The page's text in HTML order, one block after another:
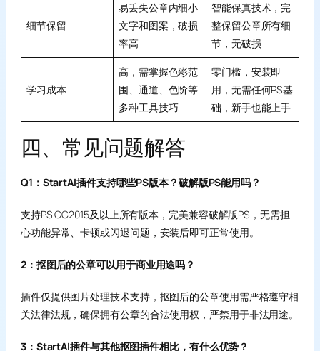
细节保留
易丢失公章内细小
文字和图案，破损
率高
智能保真技术，完
整保留公章所有细
节，无破损
学习成本
高，需掌握色彩范
围、通道、色阶等
多种工具技巧
零门槛，安装即
用，无需任何PS基
础，新手也能上手
四、常见问题解答
Q1：StartAI插件支持哪些PS版本？破解版PS能用吗？
支持PS CC2015及以上所有版本，完美兼容破解版PS，无需担
心功能异常、卡顿或闪退问题，安装后即可正常使用。
2：抠图后的公章可以用于商业用途吗？
插件仅提供图片处理技术支持，抠图后的公章使用需严格遵守相
关法律法规，确保拥有公章的合法使用权，严禁用于非法用途。
3：StartAI插件与其他抠图插件相比，有什么优势？